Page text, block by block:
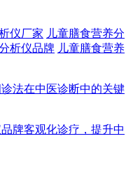
仪厂家 儿童膳食营养分
析仪品牌 儿童膳食营养
法在中医诊断中的关键
牌客观化诊疗，提升中